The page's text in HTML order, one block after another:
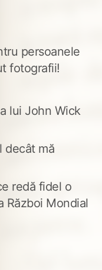
persoanele
fotografii!
lui John Wick
decât mă
redă fidel o
Război Mondial